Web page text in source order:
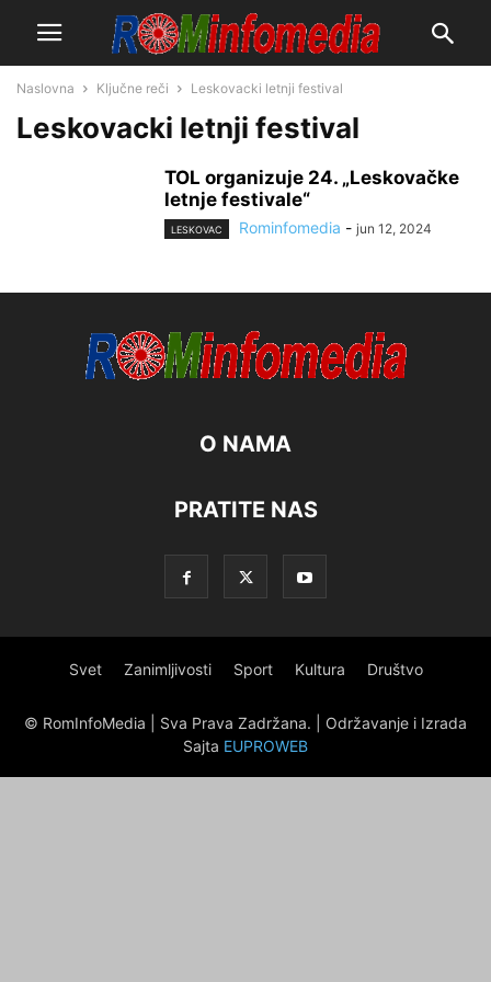
Naslovna Ključne reči Leskovacki letnji festival
Leskovacki letnji festival
TOL organizuje 24. „Leskovačke
letnje festivale“
LESKOVAC Rominfomedia - jun 12, 2024
O NAMA
PRATITE NAS
Svet Zanimljivosti Sport Kultura Društvo
© RomInfoMedia | Sva Prava Zadržana. | Održavanje i Izrada
Sajta EUPROWEB